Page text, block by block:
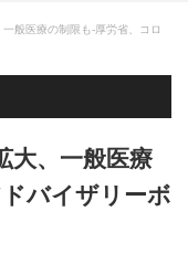
般医療の制限も-厚労省、コロ
大、一般医療
バイザリーボ